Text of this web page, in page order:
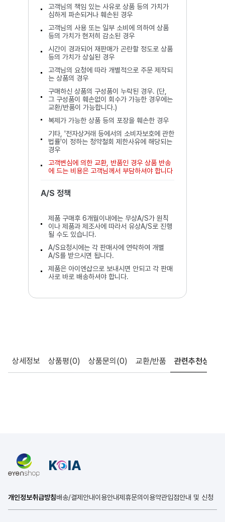
고객님의 책임 있는 사유로 상품 등의 가치가
심하게 파손되거나 훼손된 경우
고객님의 사용 또는 일부 소비에 의하여 상품
등의 가치가 현저히 감소된 경우
시간이 경과되어 재판매가 곤란할 정도로 상품
등의 가치가 상실된 경우
고객님의 요청에 따라 개별적으로 주문 제작되
는 상품의 경우
구매하신 상품의 구성품이 누락된 경우. (단,
그 구성품이 훼손없이 회수가 가능한 경우에는
교환/반품이 가능합니다.)
복제가 가능한 상품 등의 포장을 훼손한 경우
기타, '전자상거래 등에서의 소비자보호에 관한
법률'이 정하는 청약철회 제한사유에 해당되는
경우
고객변심에 의한 교환, 반품인 경우 상품 반송
에 드는 비용은 고객님께서 부담하셔야 합니다
A/S 정책
제품 구매후 6개월이내에는 무상A/S가 원칙
이나 제품과 제조사에 따라서 유상A/S로 진행
될 수도 있습니다.
A/S요청시에는 각 판매사에 연락하여 개별
A/S를 받으시면 됩니다.
제품은 아이엔샵으로 보내시면 안되고 각 판매
사로 바로 배송하셔야 합니다.
상세정보 상품평(0) 상품문의 (0) 교환/반품 관련추천상품
개인정보취급방침배송/결제안내이용안내제휴문의 이용약관입점안내 및 신청